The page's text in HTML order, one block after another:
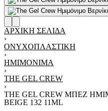
ΑΡΧΙΚΉ ΣΕΛΊΔΑ
›
ΟΝΥΧΟΠΛΑΣΤΙΚΉ
›
ΗΜΙΜΌΝΙΜΑ
›
THE GEL CREW
›
THE GEL CREW ΜΠΕΖ
BEIGE 132 11ML